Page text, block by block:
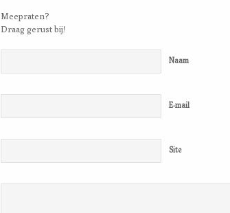
Meepraten?
Draag gerust bij!
Naam
E-mail
Site